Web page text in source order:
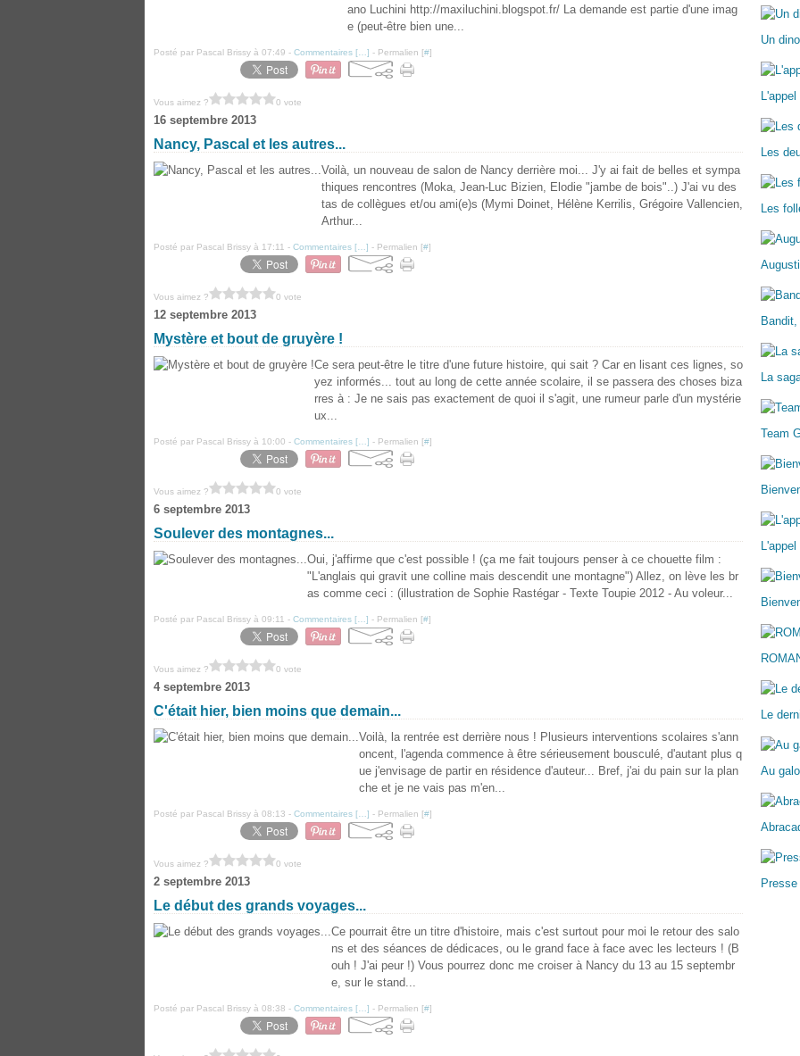
ano Luchini http://maxiluchini.blogspot.fr/ La demande est partie d'une imag
e (peut-être bien une...
Posté par Pascal Brissy à 07:49 - Commentaires [ ] - Permalien [#]
Vous aimez ? 0 vote
16 septembre 2013
Nancy, Pascal et les autres...
Voilà, un nouveau de salon de Nancy derrière moi... J'y ai fait de belles et sympa
thiques rencontres (Moka, Jean-Luc Bizien, Elodie "jambe de bois"..) J'ai vu des
tas de collègues et/ou ami(e)s (Mymi Doinet, Hélène Kerrilis, Grégoire Vallencien,
Arthur...
Posté par Pascal Brissy à 17:11 - Commentaires [ ] - Permalien [#]
Vous aimez ? 0 vote
12 septembre 2013
Mystère et bout de gruyère !
Ce sera peut-être le titre d'une future histoire, qui sait ? Car en lisant ces lignes, so
yez informés... tout au long de cette année scolaire, il se passera des choses biza
rres à : Je ne sais pas exactement de quoi il s'agit, une rumeur parle d'un mystérie
ux...
Posté par Pascal Brissy à 10:00 - Commentaires [ ] - Permalien [#]
Vous aimez ? 0 vote
6 septembre 2013
Soulever des montagnes...
Oui, j'affirme que c'est possible ! (ça me fait toujours penser à ce chouette film :
"L'anglais qui gravit une colline mais descendit une montagne") Allez, on lève les br
as comme ceci : (illustration de Sophie Rastégar - Texte Toupie 2012 - Au voleur...
Posté par Pascal Brissy à 09:11 - Commentaires [ ] - Permalien [#]
Vous aimez ? 0 vote
4 septembre 2013
C'était hier, bien moins que demain...
Voilà, la rentrée est derrière nous ! Plusieurs interventions scolaires s'ann
oncent, l'agenda commence à être sérieusement bousculé, d'autant plus q
ue j'envisage de partir en résidence d'auteur... Bref, j'ai du pain sur la plan
che et je ne vais pas m'en...
Posté par Pascal Brissy à 08:13 - Commentaires [ ] - Permalien [#]
Vous aimez ? 0 vote
2 septembre 2013
Le début des grands voyages...
Ce pourrait être un titre d'histoire, mais c'est surtout pour moi le retour des salo
ns et des séances de dédicaces, ou le grand face à face avec les lecteurs ! (B
ouh ! J'ai peur !) Vous pourrez donc me croiser à Nancy du 13 au 15 septembr
e, sur le stand...
Posté par Pascal Brissy à 08:38 - Commentaires [ ] - Permalien [#]
Un
Les
Les
La
Team
Le
Au